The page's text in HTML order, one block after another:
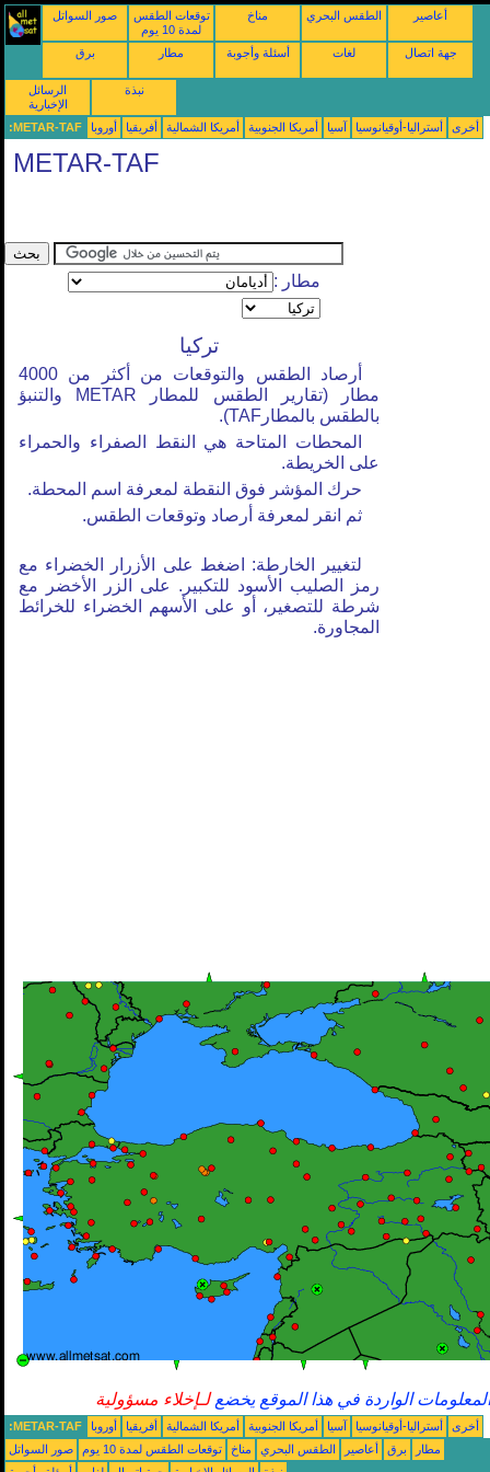
صور السواتل
توقعات الطقس
لمدة 10 يوم
مناخ الطقس البحري أعاصير
برق مطار أسئلة وأجوبة لغات جهة اتصال
الرسائل
الإخبارية
نبذة
METAR-TAF: أوروبا أفريقيا أمريكا الشمالية أمريكا الجنوبية آسيا أستراليا-أوقيانوسيا أخرى
METAR-TAF
مطار :
تركيا
أرصاد الطقس والتوقعات من أكثر من 4000
مطار (تقارير الطقس للمطار METAR والتنبؤ
بالطقس بالمطارTAF).
المحطات المتاحة هي النقط الصفراء والحمراء
على الخريطة.
حرك المؤشر فوق النقطة لمعرفة اسم المحطة.
ثم انقر لمعرفة أرصاد وتوقعات الطقس.
لتغيير الخارطة: اضغط على الأزرار الخضراء مع
رمز الصليب الأسود للتكبير. على الزر الأخضر مع
شرطة للتصغير، أو على الأسهم الخضراء للخرائط
المجاورة.
المعلومات الواردة في هذا الموقع يخضعلـإخلاء مسؤولية
METAR-TAF: أوروبا أفريقيا أمريكا الشمالية أمريكا الجنوبية آسيا أستراليا-أوقيانوسيا
أخرى
صور السواتل
توقعات الطقس لمدة 10 يوم مناخ الطقس البحري أعاصير برق
مطار